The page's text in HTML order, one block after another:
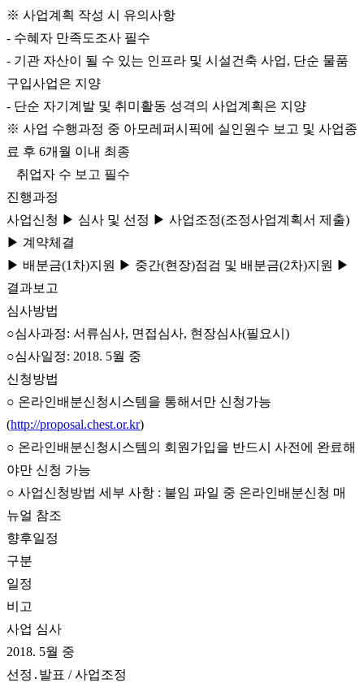
※ 사업계획 작성 시 유의사항
- 수혜자 만족도조사 필수
- 기관 자산이 될 수 있는 인프라 및 시설건축 사업, 단순 물품
구입사업은 지양
- 단순 자기계발 및 취미활동 성격의 사업계획은 지양
※ 사업 수행과정 중 아모레퍼시픽에 실인원수 보고 및 사업종
료 후 6개월 이내 최종
취업자 수 보고 필수
진행과정
사업신청 ▶ 심사 및 선정 ▶ 사업조정(조정사업계획서 제출)
▶ 계약체결
▶ 배분금(1차)지원 ▶ 중간(현장)점검 및 배분금(2차)지원 ▶
결과보고
심사방법
○심사과정: 서류심사, 면접심사, 현장심사(필요시)
○심사일정: 2018. 5월 중
신청방법
○ 온라인배분신청시스템을 통해서만 신청가능
(http://proposal.chest.or.kr)
○ 온라인배분신청시스템의 회원가입을 반드시 사전에 완료해
야만 신청 가능
○ 사업신청방법 세부 사항 : 붙임 파일 중 온라인배분신청 매
뉴얼 참조
향후일정
구분
일정
비고
사업 심사
2018. 5월 중
선정․발표 / 사업조정